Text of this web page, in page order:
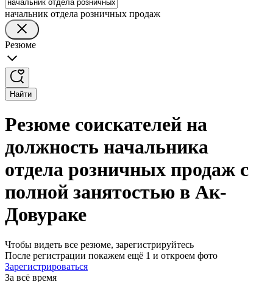
начальник отдела розничных продаж
Резюме
Найти
Резюме соискателей на
должность начальника
отдела розничных продаж с
полной занятостью в Ак-
Довураке
Чтобы видеть все резюме, зарегистрируйтесь
После регистрации покажем ещё 1 и откроем фото
Зарегистрироваться
За всё время